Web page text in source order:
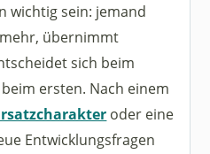
wichtig sein: jemand
übernimmt
sich beim
ersten. Nach einem
oder eine
Entwicklungsfragen